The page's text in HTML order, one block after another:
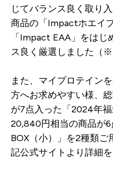
じてバランス良く取り
商品の「Impactホエイ
「Impact EAA」をは
ス良く厳選しました（
また、マイプロテイン
方へお求めやすい様、
が7点入った「2024年
20,840円相当の商品が
BOX（小）」を2種類
記公式サイトより詳細を